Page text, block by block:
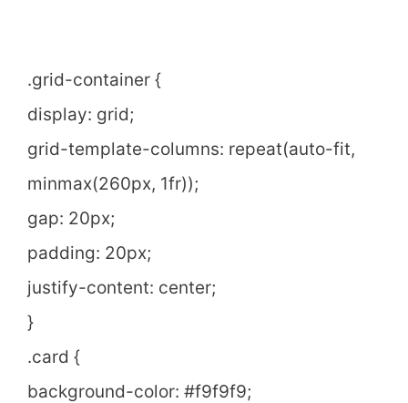
.grid-container {
display: grid;
grid-template-columns: repeat(auto-fit,
minmax(260px, 1fr));
gap: 20px;
padding: 20px;
justify-content: center;
}
.card {
background-color: #f9f9f9;